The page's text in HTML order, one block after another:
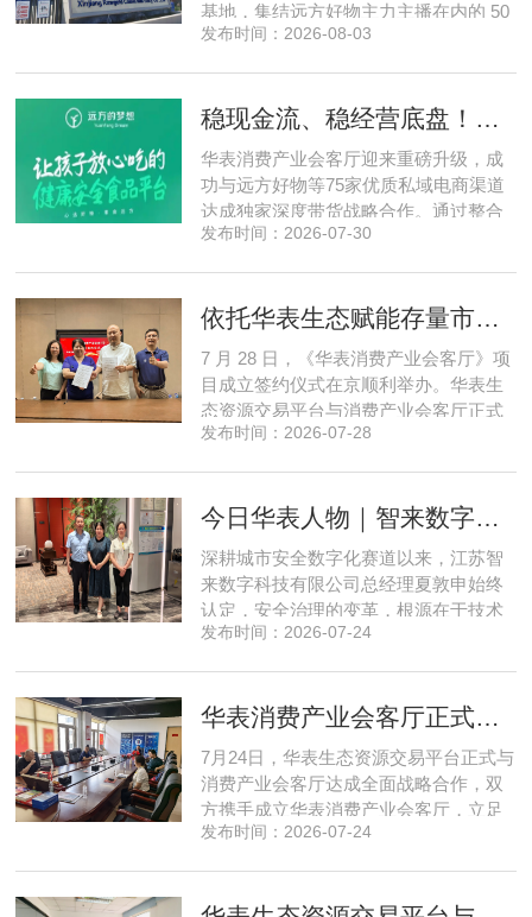
基地，集结远方好物主力主播在内的 50
位头部私域主播组团深入工厂一线实地
源同步联动，以沉浸式实景打卡、全流
式，全方位拆解新疆优质驼奶
发布时间：2026-08-03
稳现金流、稳经营底盘！华表消费产业会客厅携手75家头部私域电商渠道赋能地产存量空间，打造消费产业新基建
华表消费产业会客厅迎来重磅升级，成
功与远方好物等75家优质私域电商渠道
达成独家深度带货战略合作。通过整合
全网顶尖私域资源，项目搭建起全国性
矩阵，核心竞争力与行业影响力实现跨
实体经济长效发展注入全新动能
发布时间：2026-07-30
依托华表生态赋能存量市场《华表消费产业会客厅》项目签约落地
7 月 28 日，《华表消费产业会客厅》项
目成立签约仪式在京顺利举办。华表生
态资源交易平台与消费产业会客厅正式
签署合作协议，标志着立足华表生态资
源交易平台董事长吴海花，消费产业会
资管理有限公司总经理孙燕南
发布时间：2026-07-28
今日华表人物｜智来数字总经理夏敦申：探寻城市风险 AI 防控创新之路
深耕城市安全数字化赛道以来，江苏智
来数字科技有限公司总经理夏敦申始终
认定，安全治理的变革，根源在于技术
模式的革新。在他看来，智慧消防不只
全从 “事后救火” 转向 “事前防患”。依靠
入，智来数字稳步搭建起面
发布时间：2026-07-24
华表消费产业会客厅正式成立！
7月24日，华表生态资源交易平台正式与
消费产业会客厅达成全面战略合作，双
方携手成立华表消费产业会客厅，立足
提振消费、激活内需的市场发展导向，
发布时间：2026-07-24